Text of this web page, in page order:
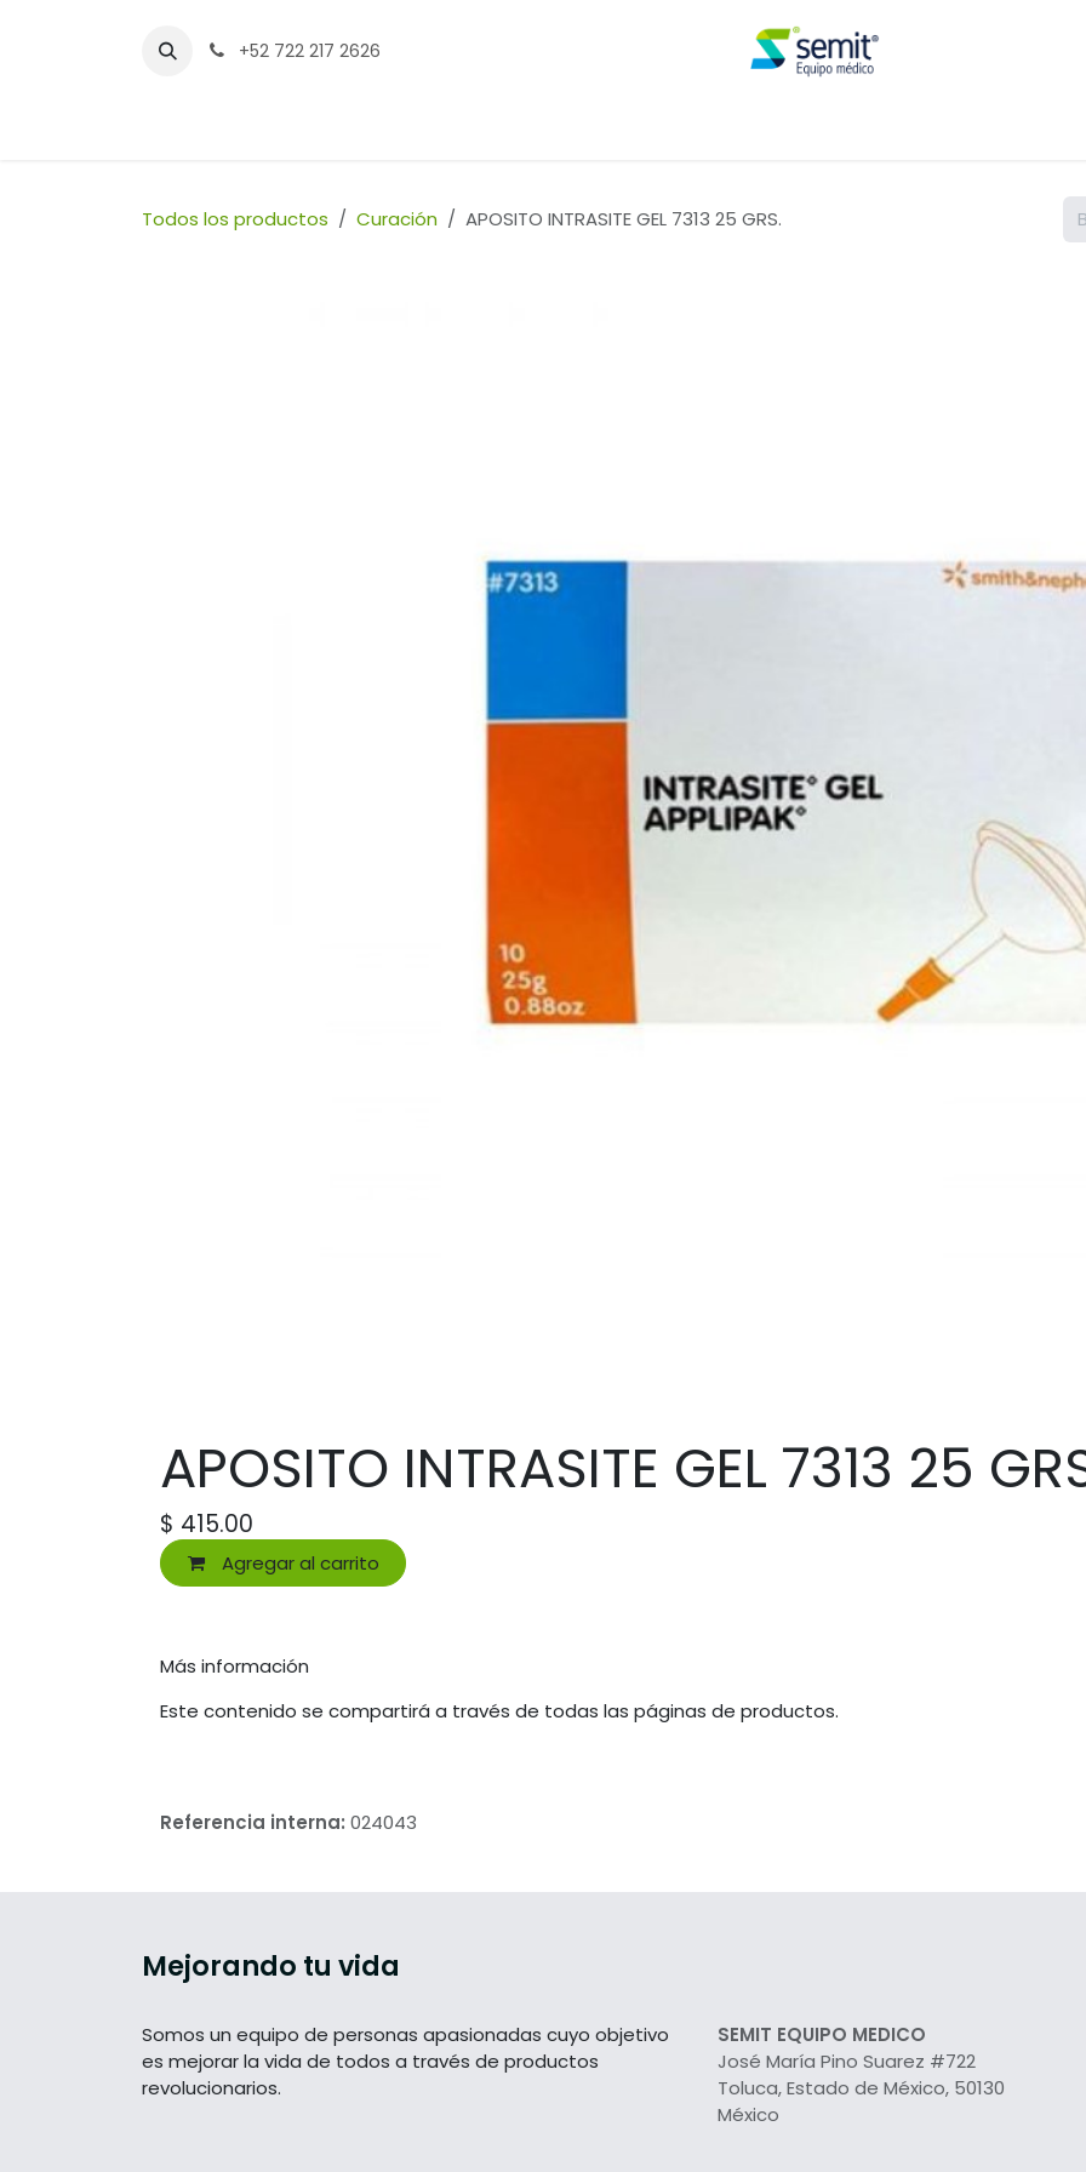
+52 722 217 2626
Todos los productos Curación APOSITO INTRASITE GEL 7313 25 GRS.
APOSITO INTRASITE GEL 7313 25
$ 415.00
Agregar al carrito
Más información
Este contenido se compartirá a través de todas las páginas de productos.
Referencia interna: 024043
Mejorando tu vida
Somos un equipo de personas apasionadas cuyo objetivo
es mejorar la vida de todos a través de productos
revolucionarios.
SEMIT EQUIPO MEDICO
José María Pino Suarez #722
Toluca, Estado de México, 50130
México